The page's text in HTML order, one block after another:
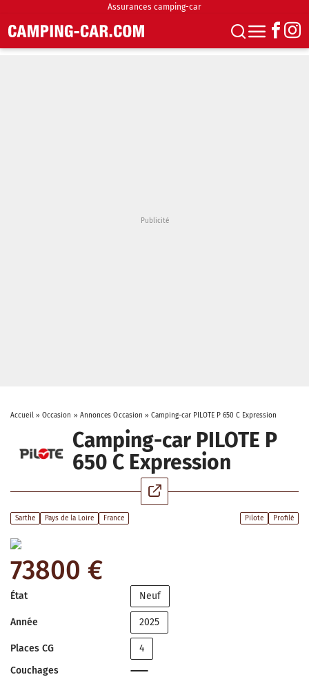
Assurances camping-car
Accueil» Occasion » Annonces Occasion »Camping-car PILOTE P 650 C Expression
Camping-car PILOTE P
650 C Expression
Sarthe Pays de la Loire France Pilote Profilé
73800 €
État Neuf
Année 2025
Places CG
4
Couchages